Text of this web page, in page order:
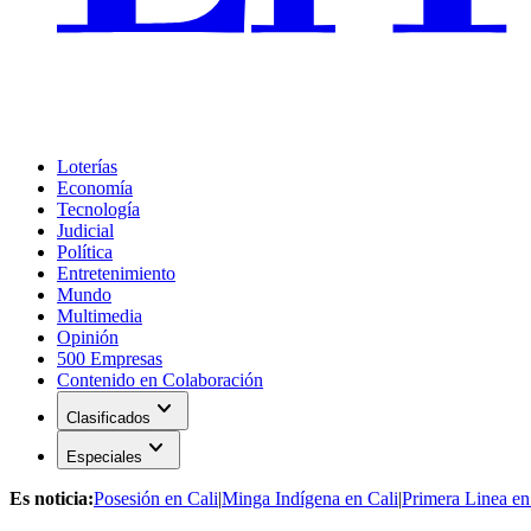
Loterías
Economía
Tecnología
Judicial
Política
Entretenimiento
Mundo
Multimedia
Opinión
500 Empresas
Contenido en Colaboración
Clasificados expand_more
Especiales expand_more
Es noticia:Posesión en Cali|Minga Indígena en Cali|Primera Linea